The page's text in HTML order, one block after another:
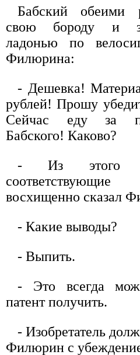
Бабский обеими
свою бороду и
ладонью по
Филюрина:
- Дешевка!
рублей! Прошу
Сейчас еду за
Бабского! Каково?
- Из этого
восхищенно сказал
- Какие выводы?
- Выпить.
- Это всегда
патент получить.
- Изобретатель
Филюрин с